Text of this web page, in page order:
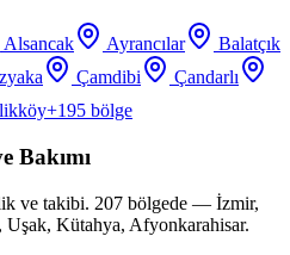
Alsancak Ayrancılar
Balatçık
Çamdibi
Çandarlı
+195 bölge
Bakımı
ve takibi. 207 bölgede — İzmir,
Kütahya, Afyonkarahisar.